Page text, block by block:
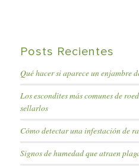
Posts Recientes
Qué hacer si aparece un enjambre
Los escondites más comunes de
sellarlos
Cómo detectar una infestación de
Signos de humedad que atraen